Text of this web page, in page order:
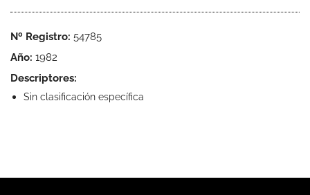
Nº Registro: 54785
Año: 1982
Descriptores:
Sin clasificación específica